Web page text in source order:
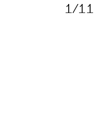
1/11